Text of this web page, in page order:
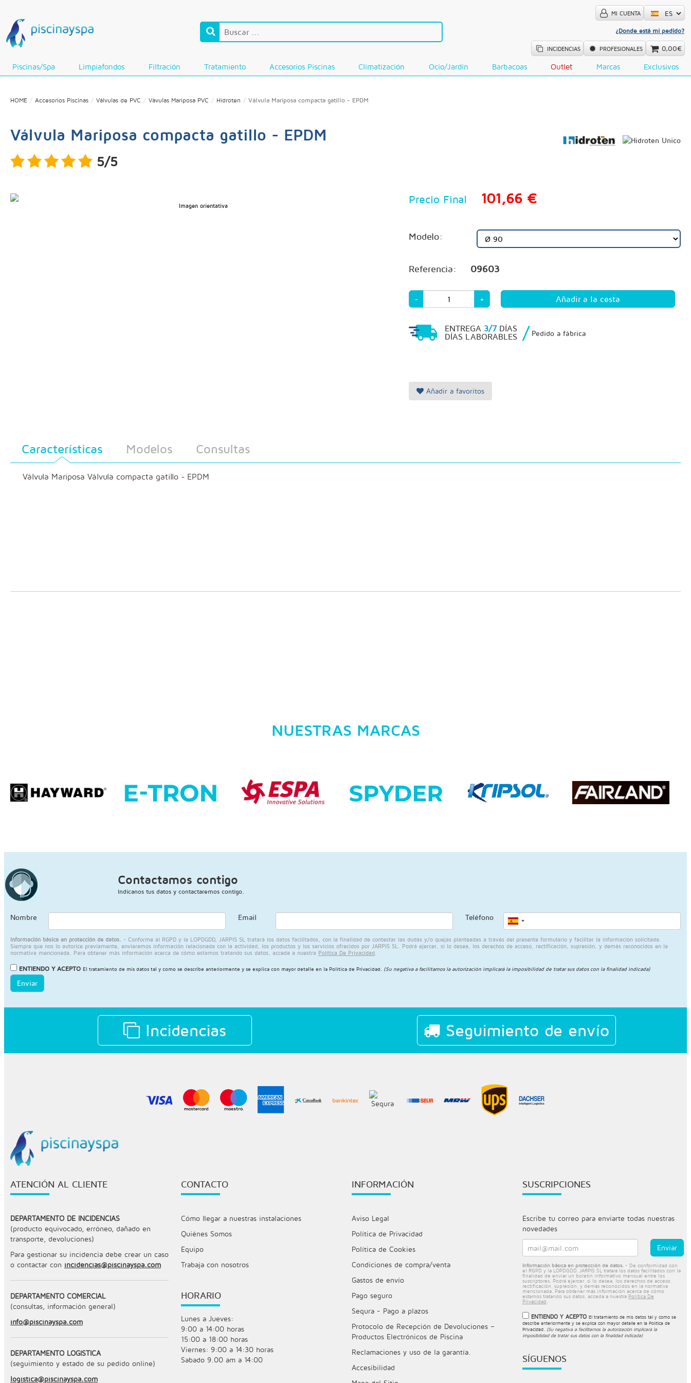
MI CUENTA
¿Donde está mi pedido?
INCIDENCIAS PROFESIONALES 0,00€
Piscinas/Spa Limpiafondos Filtración Tratamiento Accesorios Piscinas Climatización Ocio/Jardín Barbacoas Outlet Marcas Exclusivos
HOME Accesorios Piscinas Válvulas de PVC Vávulas Mariposa PVC Hidroten Válvula Mariposa compacta gatillo - EPDM
Válvula Mariposa compacta gatillo - EPDM
5/5
Imagen orientativa
Precio Final 101,66 €
Modelo:
Referencia: 09603
- +
ENTREGA 3/7DÍAS
DÍAS LABORABLES
/ Pedido a fábrica
Añadir a favoritos
Características Modelos Consultas
Válvula Mariposa Válvula compacta gatillo - EPDM
NUESTRAS MARCAS
Contactamos contigo
Indícanos tus datos y contactaremos contigo.
Nombre Email Teléfono
Información básica en protección de datos. - Conforme al RGPD y la LOPDGDD, JARPIS SL tratará los datos facilitados, con la finalidad de contestar las dudas y/o quejas planteadas a través del presente formulario y facilitar la información solicitada.
Siempre que nos lo autorice previamente, enviaremos información relacionada con la actividad, los productos y los servicios ofrecidos por JARPIS SL. Podrá ejercer, si lo desea, los derechos de acceso, rectificación, supresión, y demás reconocidos en la
normativa mencionada. Para obtener más información acerca de cómo estamos tratando sus datos, acceda a nuestra Política De Privacidad
ENTIENDO Y ACEPTO El tratamiento de mis datos tal y como se describe anteriormente y se explica con mayor detalle en la Política de Privacidad (Su negativa a facilitarnos la autorización implicará la imposibilidad de tratar sus datos con la finalidad indicada)
Enviar
Incidencias Seguimiento de envío
ATENCIÓN AL CLIENTE
DEPARTAMENTO DE INCIDENCIAS
(producto equivocado, erróneo, dañado en
transporte, devoluciones)
Para gestionar su incidencia debe crear un caso
o contactar con incidencias@piscinayspa.com
DEPARTAMENTO COMERCIAL
(consultas, información general)
info@piscinayspa.com
DEPARTAMENTO LOGÍSTICA
(seguimiento y estado de su pedido online)
logistica@piscinayspa.com
CONTACTO
Cómo llegar a nuestras instalaciones
Quiénes Somos
Equipo
Trabaja con nosotros
HORARIO
Lunes a Jueves:
9:00 a 14:00 horas
15:00 a 18:00 horas
Viernes: 9:00 a 14:30 horas
Sabado 9.00 am a 14:00
INFORMACIÓN
Aviso Legal
Política de Privacidad
Política de Cookies
Condiciones de compra/venta
Gastos de envío
Pago seguro
Sequra - Pago a plazos
Protocolo de Recepción de Devoluciones –
Productos Electrónicos de Piscina
Reclamaciones y uso de la garantía.
Accesibilidad
SUSCRIPCIONES
Escribe tu correo para enviarte todas nuestras
novedades
Información básica en protección de datos. - De conformidad con
el RGPD y la LOPDGDD, JARPIS SL tratará los datos facilitados con la
finalidad de enviar un boletín informativo mensual entre los
suscriptores. Podrá ejercer, si lo desea, los derechos de acceso,
rectificación, supresión, y demás reconocidos en la normativa
mencionada. Para obtener más información acerca de cómo
estamos tratando sus datos, acceda a nuestra Política De
Privacidad
ENTIENDO Y ACEPTO El tratamiento de mis datos tal y como se
describe anteriormente y se explica con mayor detalle en la Política de
Privacidad. (Su negativa a facilitarnos la autorización implicará la
imposibilidad de tratar sus datos con la finalidad indicada)
SÍGUENOS